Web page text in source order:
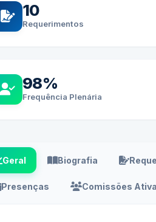
10
Requerimentos
98%
Frequência Plenária
Geral Biografia
Presenças Comissões